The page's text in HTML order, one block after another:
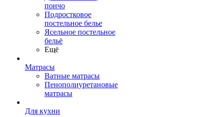
пончо
Подростковое
постельное белье
Ясельное постельное
бельё
Ещё
Матрасы
Ватные матрасы
Пенополиуретановые
матрасы
Для кухни